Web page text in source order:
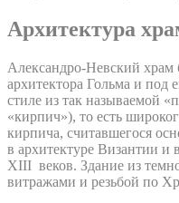
Архитектура
Александро-Невский храм
архитектора Гольма и под
стиле из так называемой
«кирпич»), то есть
кирпича, считавшегося
в архитектуре Византии и
XIII веков. Здание из
витражами и резьбой по